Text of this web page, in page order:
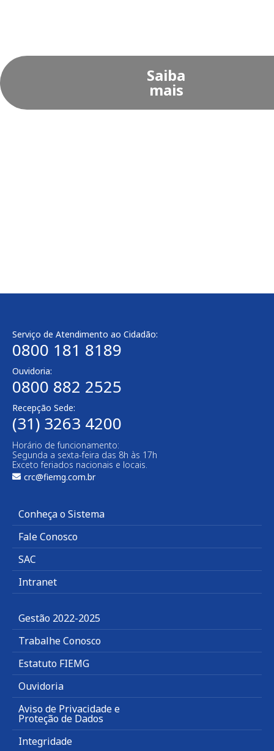
Saiba
mais
Serviço de Atendimento ao Cidadão:
0800 181 8189
Ouvidoria:
0800 882 2525
Recepção Sede:
(31) 3263 4200
Horário de funcionamento:
Segunda a sexta-feira das 8h às 17h
Exceto feriados nacionais e locais.
crc@fiemg.com.br
Conheça o Sistema
Fale Conosco
SAC
Intranet
Gestão 2022-2025
Trabalhe Conosco
Estatuto FIEMG
Ouvidoria
Aviso de Privacidade e
Proteção de Dados
Integridade